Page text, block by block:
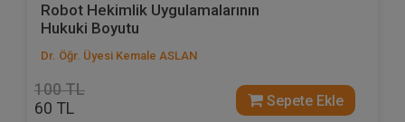
Robot Hekimlik Uygulamalarının
Hukuki Boyutu
Dr. Öğr. Üyesi Kemale ASLAN
100 TL
60 TL Sepete Ekle